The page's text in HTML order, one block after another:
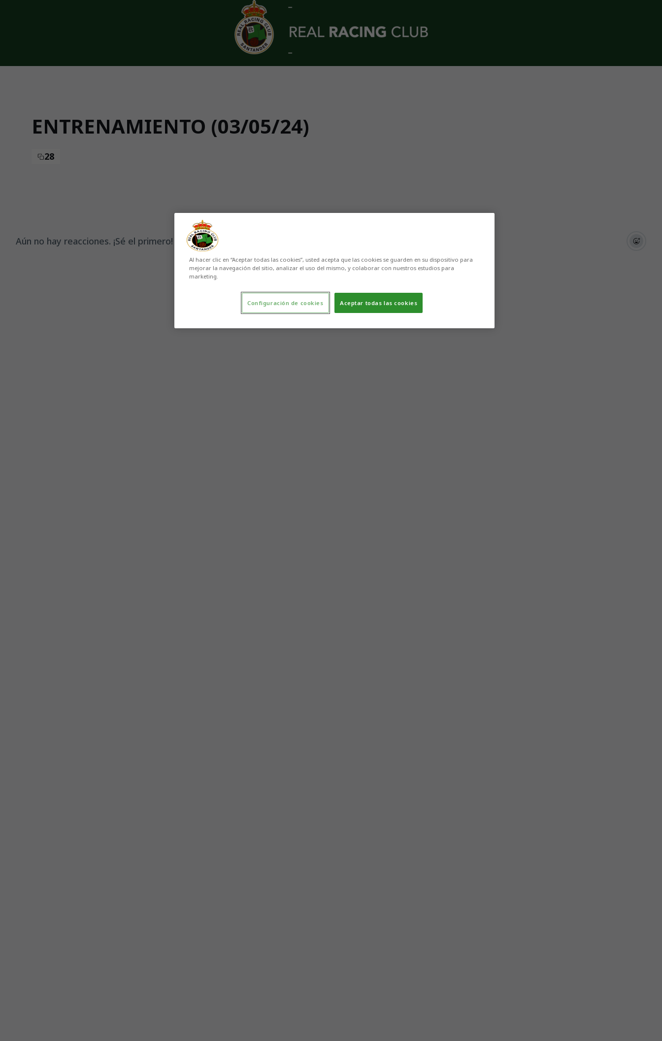
Skip to main content
ENTRENAMIENTO (03/05/24)
28
Aún no hay reacciones. ¡Sé el primero!
Al hacer clic en “Aceptar todas las cookies”, usted acepta que las cookies se guarden en su dispositivo para
mejorar la navegación del sitio, analizar el uso del mismo, y colaborar con nuestros estudios para
marketing.
Aceptar todas las cookies
Configuración de cookies